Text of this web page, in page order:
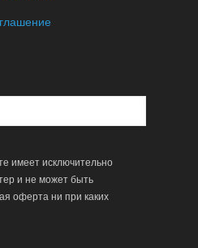
имеет исключительно
и не может быть
оферта ни при каких